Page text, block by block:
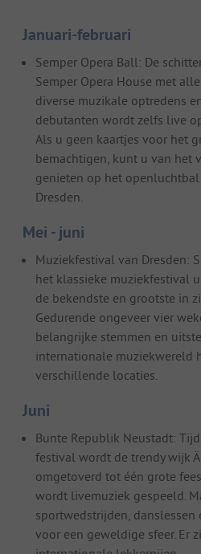
Januari-februari
Semper Opera Ball: De
Semper Opera House met
diverse muzikale optredens
debutanten wordt zelfs live
Als u geen kaartjes voor het
bemachtigen, kunt u van het
genieten op het
Dresden.
Mei - juni
Muziekfestival van Dresden:
het klassieke muziekfestival
de bekendste en grootste in
Gedurende ongeveer vier
belangrijke stemmen en
internationale muziekwereld
verschillende locaties.
Juni
Bunte Republik Neustadt:
festival wordt de trendy wijk
omgetoverd tot één grote
wordt livemuziek gespeeld.
sportwedstrijden, danslessen
voor een geweldige sfeer. Er